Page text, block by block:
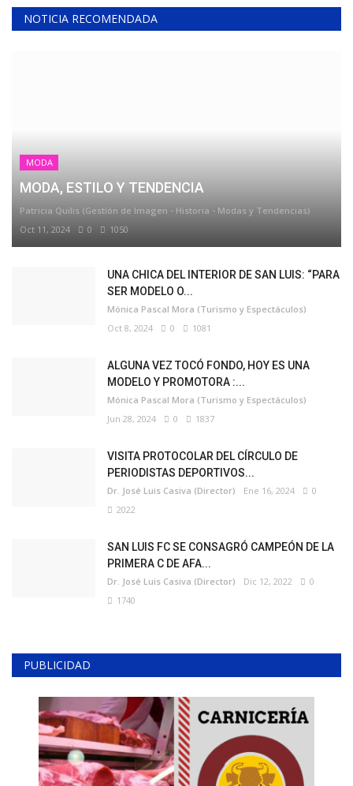
NOTICIA RECOMENDADA
MODA
MODA, ESTILO Y TENDENCIA
Patricia Quilis (Gestión de Imagen - Historia - Modas y Tendencias)
Oct 11, 2024
0 1050
UNA CHICA DEL INTERIOR DE SAN LUIS: “PARA
SER MODELO O...
Mónica Pascal Mora (Turismo y Espectáculos)
Oct 8, 2024
0 1081
ALGUNA VEZ TOCÓ FONDO, HOY ES UNA
MODELO Y PROMOTORA :...
Mónica Pascal Mora (Turismo y Espectáculos)
Jun 28, 2024
0 1837
VISITA PROTOCOLAR DEL CÍRCULO DE
PERIODISTAS DEPORTIVOS...
Dr. José Luis Casiva (Director) Ene 16, 2024
0
2022
SAN LUIS FC SE CONSAGRÓ CAMPEÓN DE LA
PRIMERA C DE AFA...
Dr. José Luis Casiva (Director) Dic 12, 2022
0
1740
PUBLICIDAD